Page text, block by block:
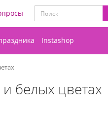
Instashop
белых цветах